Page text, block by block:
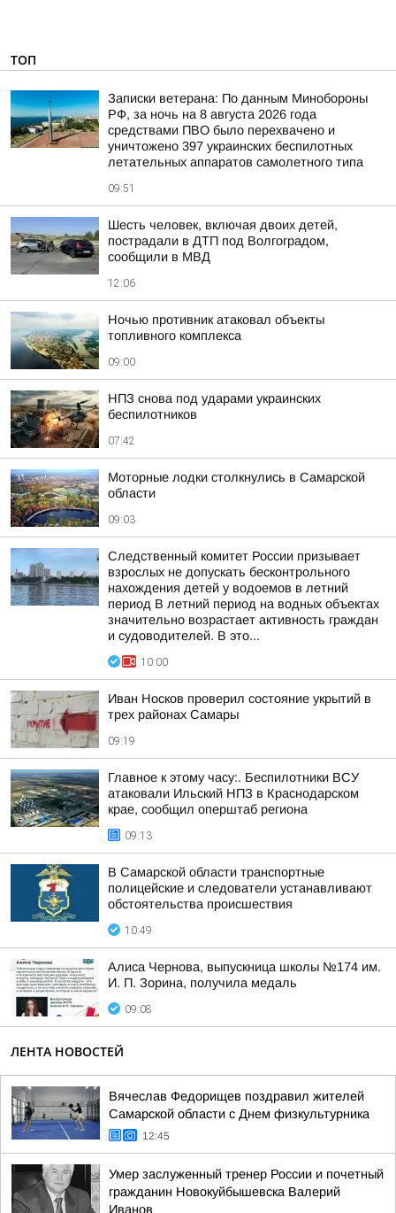
ТОП
Записки ветерана: По данным Минобороны
РФ, за ночь на 8 августа 2026 года
средствами ПВО было перехвачено и
уничтожено 397 украинских беспилотных
летательных аппаратов самолетного типа
09:51
Шесть человек, включая двоих детей,
пострадали в ДТП под Волгоградом,
сообщили в МВД
12:06
Ночью противник атаковал объекты
топливного комплекса
09:00
НПЗ снова под ударами украинских
беспилотников
07:42
Моторные лодки столкнулись в Самарской
области
09:03
Следственный комитет России призывает
взрослых не допускать бесконтрольного
нахождения детей у водоемов в летний
период В летний период на водных объектах
значительно возрастает активность граждан
и судоводителей. В это...
10:00
Иван Носков проверил состояние укрытий в
трех районах Самары
09:19
Главное к этому часу:. Беспилотники ВСУ
атаковали Ильский НПЗ в Краснодарском
крае, сообщил оперштаб региона
09:13
В Самарской области транспортные
полицейские и следователи устанавливают
обстоятельства происшествия
10:49
Алиса Чернова, выпускница школы №174 им.
И. П. Зорина, получила медаль
09:08
ЛЕНТА НОВОСТЕЙ
Вячеслав Федорищев поздравил жителей
Самарской области с Днем физкультурника
12:45
Умер заслуженный тренер России и почетный
гражданин Новокуйбышевска Валерий
Иванов